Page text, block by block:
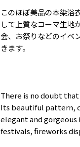
このほぼ美品の本染浴
して上質なコーマ生地
会、お祭りなどのイベ
きます。
There is no doubt
Its beautiful pattern,
elegant and gorgeous
festivals, fireworks